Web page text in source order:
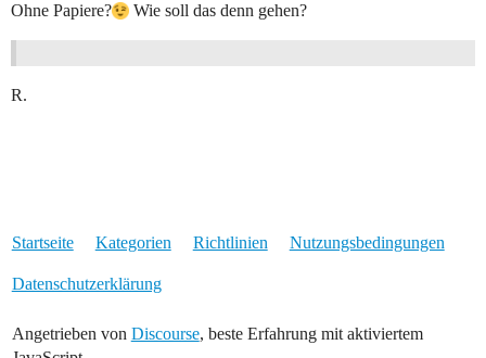
Ohne Papiere? Wie soll das denn gehen?
R.
Startseite Kategorien Richtlinien Nutzungsbedingungen
Datenschutzerklärung
Angetrieben von Discourse, beste Erfahrung mit aktiviertem